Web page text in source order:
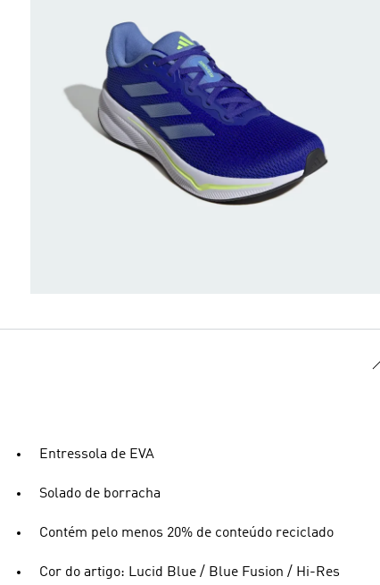
Entressola de EVA
Solado de borracha
Contém pelo menos 20% de conteúdo reciclado
Cor do artigo: Lucid Blue / Blue Fusion / Hi-Res